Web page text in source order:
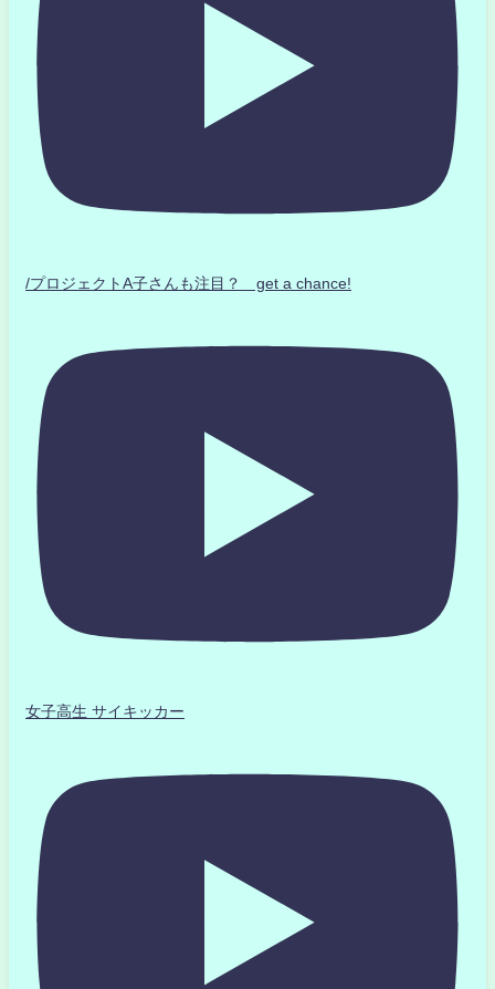
/プロジェクトA子さんも注目？ get a chance!
女子高生 サイキッカー